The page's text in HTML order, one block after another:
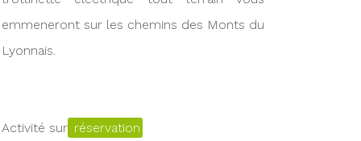
emmeneront sur les chemins des Monts du
Lyonnais.
Activité sur réservation